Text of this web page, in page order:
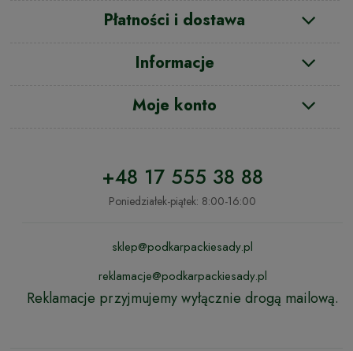
Płatności i dostawa
Informacje
Moje konto
+48 17 555 38 88
Poniedziałek-piątek: 8:00-16:00
sklep@podkarpackiesady.pl
reklamacje@podkarpackiesady.pl
Reklamacje przyjmujemy wyłącznie drogą mailową.